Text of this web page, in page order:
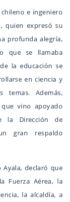
e ingeniero
quien expresó su
profunda alegría,
que se llamaba
la educación se
en ciencia y
temas. Además,
vino apoyado
la Dirección de
gran respaldo
Ayala, declaró que
Fuerza Aérea, la
la alcaldía, a